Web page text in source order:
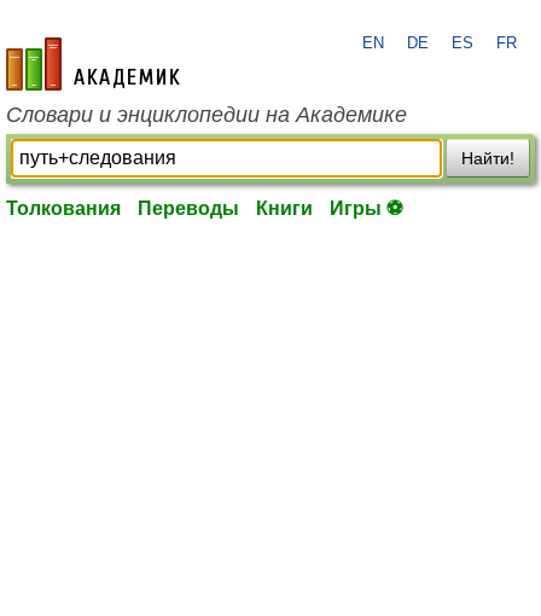
academic.ru
EN DE ES FR
Словари и энциклопедии на Академике
Найти!
Толкования Переводы Книги Игры ⚽